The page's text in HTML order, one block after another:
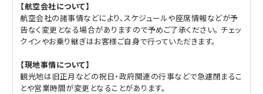
【航空会社について】
航空会社の諸事情などにより、スケジュールや座席情報などが予
告なく変更となる場合がありますので予めご了承ください。 チェッ
クインやお乗り継ぎはお客様ご自身で行っていただきます。
【現地事情について】
観光地は旧正月などの祝日・政府関連の行事などで急遽閉まるこ
とや営業時間が変更となることがあります。